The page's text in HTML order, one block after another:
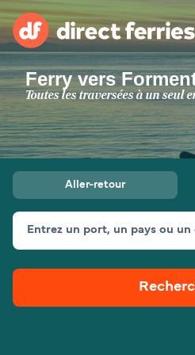
Compagnies de ferry
Pays
Billet de bateau
Traversées et ports
Canada (FR)
Mon
Ferry vers
Toutes les traversées à un seul
Aller-retour
Entrez un port, un pays ou un